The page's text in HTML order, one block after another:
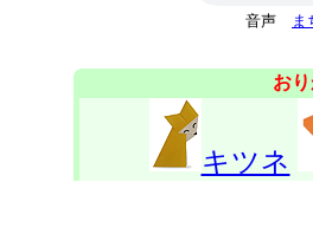
音声 ま
お
キツネ